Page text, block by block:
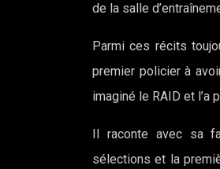
de la salle
Parmi ces récits
premier policier à
imaginé le RAID et l’a
Il raconte avec sa
sélections et la